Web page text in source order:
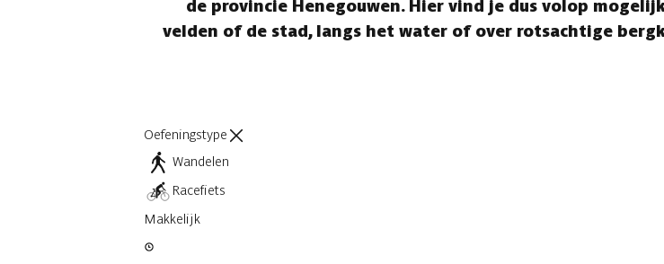
de provincie Henegouwen. Hier vind je dus volop
velden of de stad, langs het water of over rotsachtige
Oefeningstype
Wandelen
Racefiets
Makkelijk